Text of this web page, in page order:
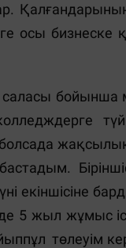
осы бизнеске
бойынша
екіншісіне
жыл жұмыс
төлеуім